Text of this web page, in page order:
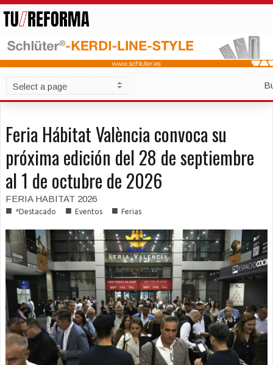
Feria Hábitat València convoca su
próxima edición del 28 de septiembre
al 1 de octubre de 2026
FERIA HABITAT 2026
■ *Destacado ■ Eventos ■ Ferias